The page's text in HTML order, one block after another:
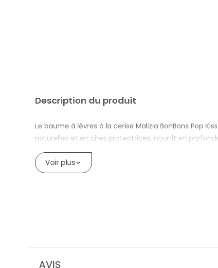
Description du produit
Le baume à lèvres à la cerise Malizia BonBons Pop
naturelles et en cires protectrices, nourrit en
cerise apporte une touche fruitée et joyeuse qui
Vous êtes-vous déjà demandé comment garder
Certainement. Sa texture légère et testée
MALIZIA BONBONS POP KISS CHERRY
Voir plus
AVIS